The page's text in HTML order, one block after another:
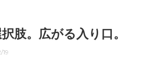
肢。広がる入り口。